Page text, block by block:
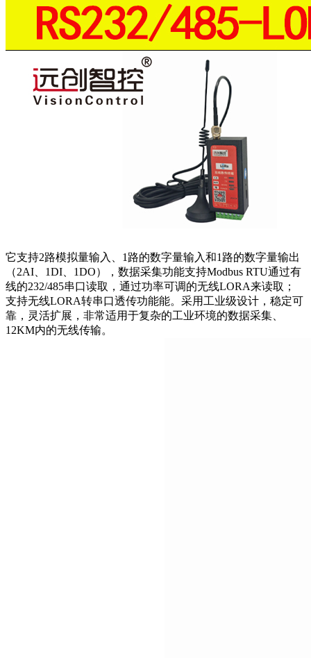
它支持2路模拟量输入、1路的数字量输入和1路的数字量输出
（2AI、1DI、1DO），数据采集功能支持Modbus RTU通过有
线的232/485串口读取，通过功率可调的无线LORA来读取；
支持无线LORA转串口透传功能能。采用工业级设计，稳定可
靠，灵活扩展，非常适用于复杂的工业环境的数据采集、
12KM内的无线传输。